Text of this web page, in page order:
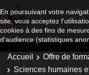
En poursuivant votre
site, vous acceptez
cookies à des fins de
d'audience (statistiques
Accueil Offre de
Sciences humaines